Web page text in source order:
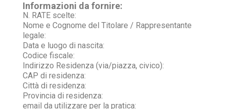
Informazioni da fornire:
N. RATE scelte:
Nome e Cognome del Titolare / Rappresentante
legale:
Data e luogo di nascita:
Codice fiscale:
Indirizzo Residenza (via/piazza, civico):
CAP di residenza:
Città di residenza:
Provincia di residenza:
email da utilizzare per la pratica: